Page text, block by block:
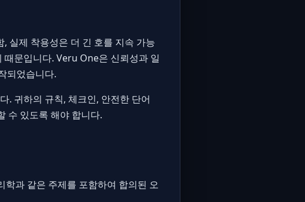
실제 착용성은 더 긴 호를 지속 가능
문입니다. Veru One은 신뢰성과 일
되었습니다.
. 귀하의 규칙, 체크인, 안전한 단어
수 있도록 해야 합니다.
학과 같은 주제를 포함하여 합의된 오